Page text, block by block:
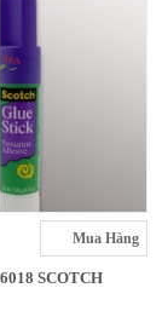
Mua Hàng
SCOTCH